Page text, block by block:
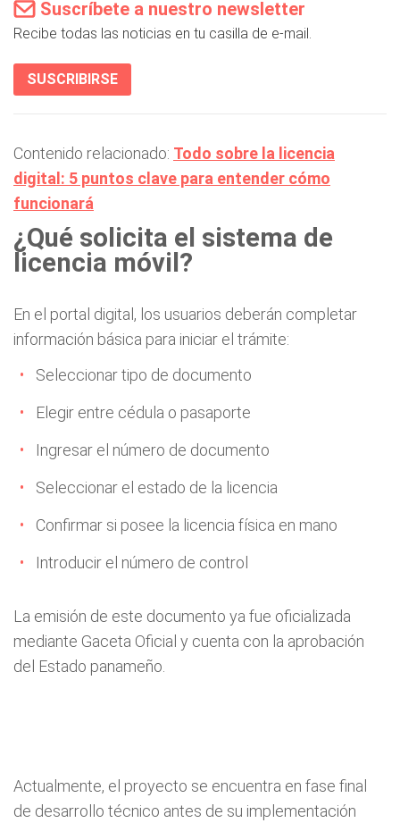
Suscríbete a nuestro newsletter
Recibe todas las noticias en tu casilla de e-mail.
SUSCRIBIRSE
Contenido relacionado: Todo sobre la licencia
digital: 5 puntos clave para entender cómo
funcionará
¿Qué solicita el sistema de
licencia móvil?
En el portal digital, los usuarios deberán completar
información básica para iniciar el trámite:
Seleccionar tipo de documento
Elegir entre cédula o pasaporte
Ingresar el número de documento
Seleccionar el estado de la licencia
Confirmar si posee la licencia física en mano
Introducir el número de control
La emisión de este documento ya fue oficializada
mediante Gaceta Oficial y cuenta con la aprobación
del Estado panameño.
Actualmente, el proyecto se encuentra en fase final
de desarrollo técnico antes de su implementación